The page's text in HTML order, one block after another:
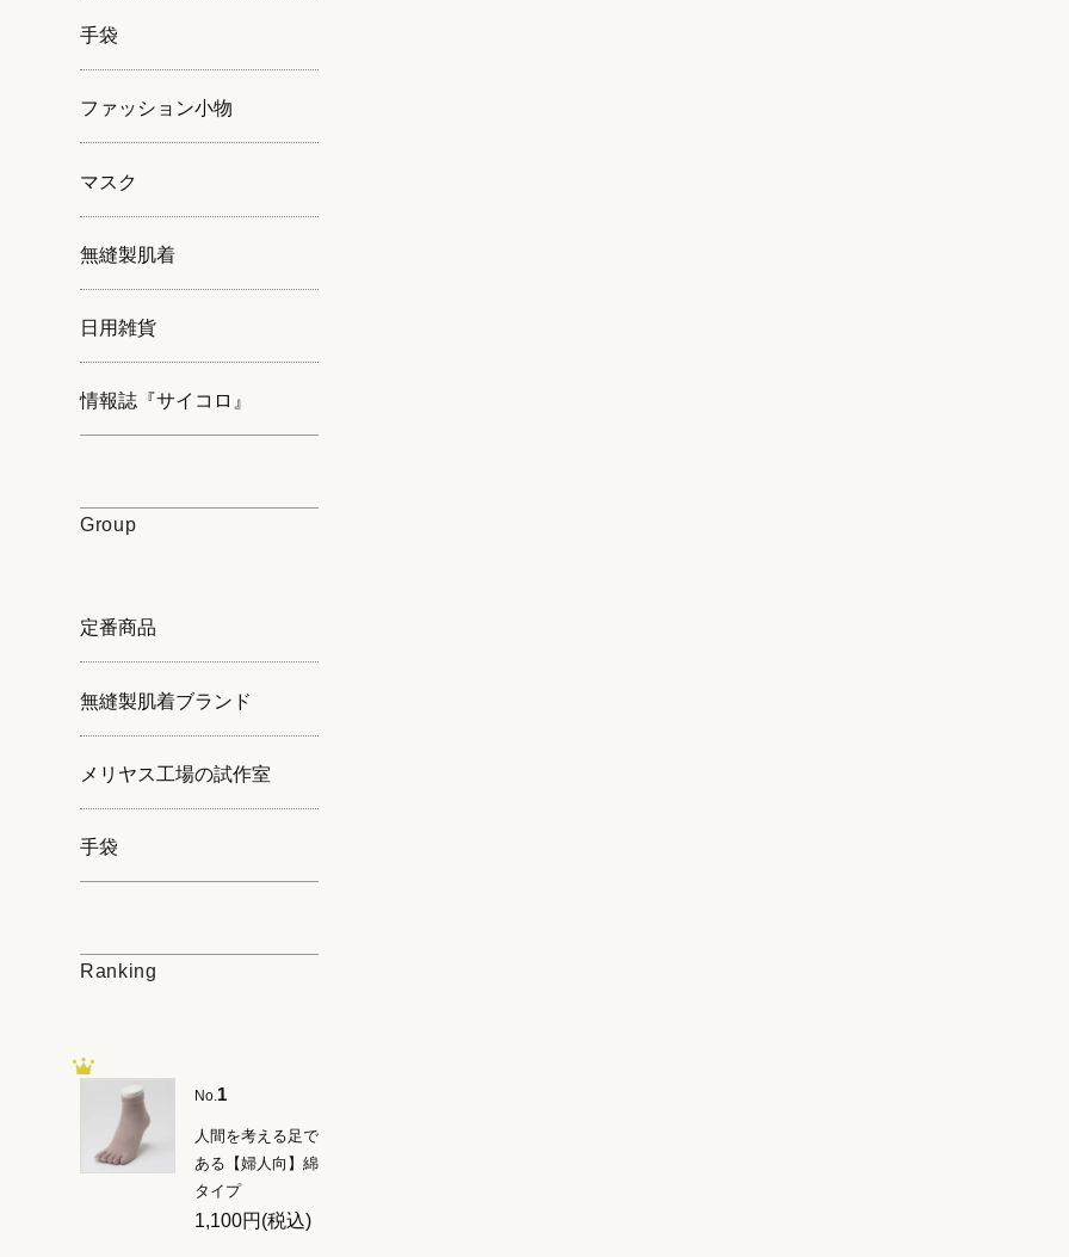
手袋
ファッション小物
マスク
無縫製肌着
日用雑貨
情報誌『サイコロ』
Group
定番商品
無縫製肌着ブランド
メリヤス工場の試作室
手袋
Ranking
No.1
人間を考える足で
ある【婦人向】綿
タイプ
1,100円(税込)